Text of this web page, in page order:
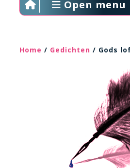
Open menu
Home / Gedichten / Gods